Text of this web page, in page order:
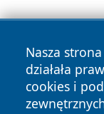
Nasza
działała
cookies i
Copyright © 2026